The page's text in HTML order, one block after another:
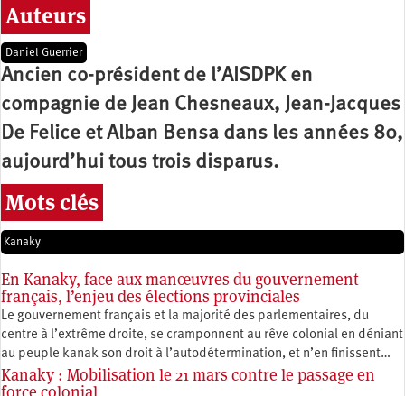
Auteurs
Daniel Guerrier
Ancien co-président de l’AISDPK en
compagnie de Jean Chesneaux, Jean-Jacques
De Felice et Alban Bensa dans les années 80,
aujourd’hui tous trois disparus.
Mots clés
Kanaky
En Kanaky, face aux manœuvres du gouvernement
français, l’enjeu des élections provinciales
Le gouvernement français et la majorité des parlementaires, du
centre à l’extrême droite, se cramponnent au rêve colonial en déniant
au peuple kanak son droit à l’autodétermination, et n’en finissent…
Kanaky : Mobilisation le 21 mars contre le passage en
force colonial